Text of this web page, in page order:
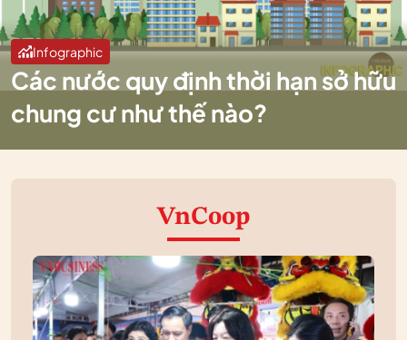
Infographic
Các nước quy định thời hạn sở hữu
chung cư như thế nào?
VnCoop